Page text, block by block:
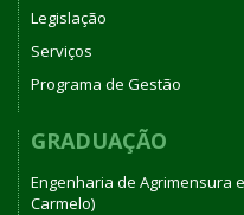
Legislação
Serviços
Programa de Gestão
GRADUAÇÃO
Engenharia de Agrimensura
Carmelo)